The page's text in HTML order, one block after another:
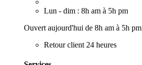
Lun - dim : 8h am à 5h pm
Ouvert aujourd'hui de 8h am à 5h pm
Retour client 24 heures